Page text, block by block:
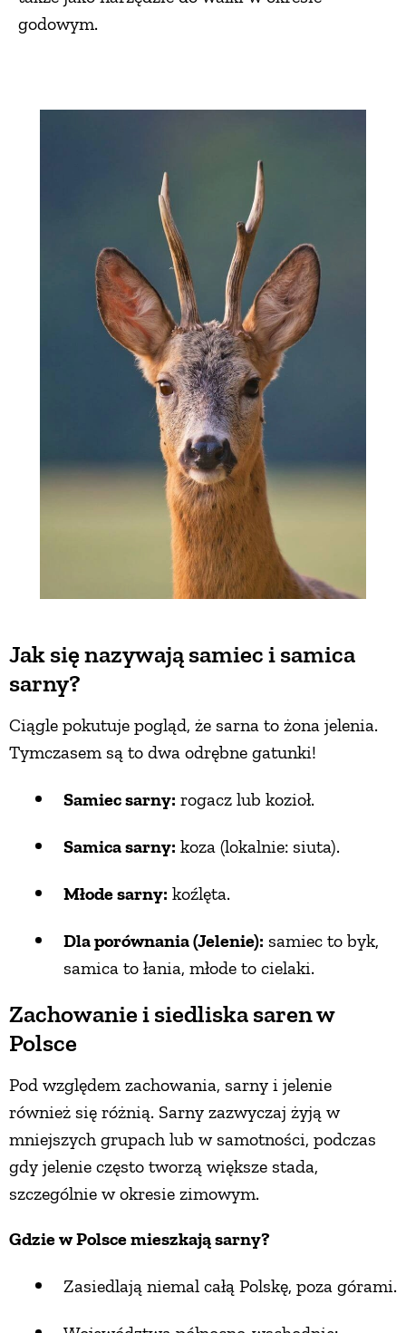
godowym.
Jak się nazywają samiec i samica
sarny?
Ciągle pokutuje pogląd, że sarna to żona jelenia.
Tymczasem są to dwa odrębne gatunki!
Samiec sarny: rogacz lub kozioł.
Samica sarny: koza (lokalnie: siuta).
Młode sarny: koźlęta.
Dla porównania (Jelenie): samiec to byk,
samica to łania, młode to cielaki.
Zachowanie i siedliska saren w
Polsce
Pod względem zachowania, sarny i jelenie
również się różnią. Sarny zazwyczaj żyją w
mniejszych grupach lub w samotności, podczas
gdy jelenie często tworzą większe stada,
szczególnie w okresie zimowym.
Gdzie w Polsce mieszkają sarny?
Zasiedlają niemal całą Polskę, poza górami.